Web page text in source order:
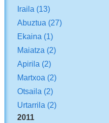
Iraila (13)
Abuztua (27)
Ekaina (1)
Maiatza (2)
Apirila (2)
Martxoa (2)
Otsaila (2)
Urtarrila (2)
2011